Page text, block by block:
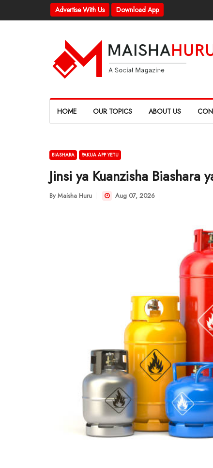
Advertise With Us Download App
HOME OUR TOPICS ABOUT US
BIASHARA PAKUA APP YETU
Jinsi ya Kuanzisha Biashara
By Maisha Huru Aug 07, 2026